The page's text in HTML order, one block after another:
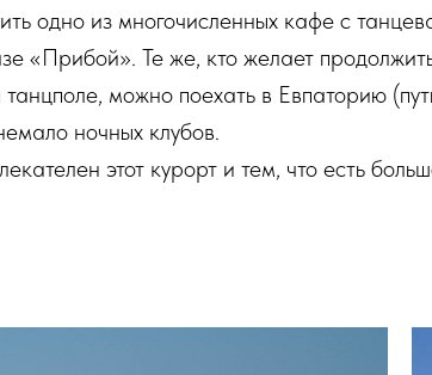
одно из многочисленных кафе с
«Прибой». Те же, кто желает
можно поехать в Евпаторию
ночных клубов.
этот курорт и тем, что есть